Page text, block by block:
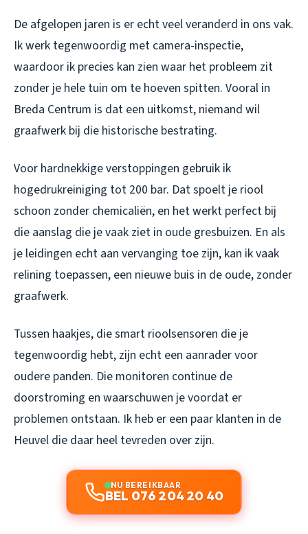
De afgelopen jaren is er echt veel veranderd in ons vak.
Ik werk tegenwoordig met camera-inspectie,
waardoor ik precies kan zien waar het probleem zit
zonder je hele tuin om te hoeven spitten. Vooral in
Breda Centrum is dat een uitkomst, niemand wil
graafwerk bij die historische bestrating.
Voor hardnekkige verstoppingen gebruik ik
hogedrukreiniging tot 200 bar. Dat spoelt je riool
schoon zonder chemicaliën, en het werkt perfect bij
die aanslag die je vaak ziet in oude gresbuizen. En als
je leidingen echt aan vervanging toe zijn, kan ik vaak
relining toepassen, een nieuwe buis in de oude, zonder
graafwerk.
Tussen haakjes, die smart rioolsensoren die je
tegenwoordig hebt, zijn echt een aanrader voor
oudere panden. Die monitoren continue de
doorstroming en waarschuwen je voordat er
problemen ontstaan. Ik heb er een paar klanten in de
Heuvel die daar heel tevreden over zijn.
NU BEREIKBAAR
BEL 076 204 20 40